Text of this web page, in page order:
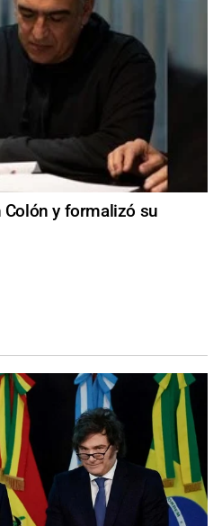
y formalizó su